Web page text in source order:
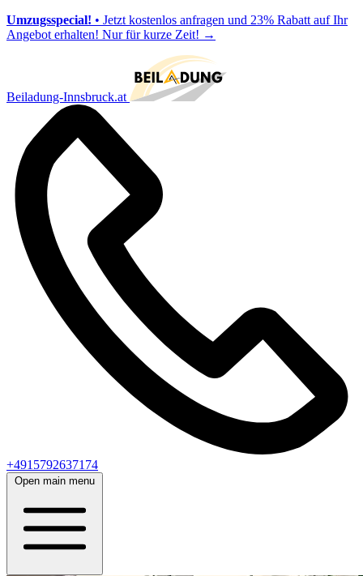
Umzugsspecial! • Jetzt kostenlos anfragen und 23% Rabatt auf Ihr
Angebot erhalten! Nur für kurze Zeit! →
Beiladung-Innsbruck.at
+4915792637174
Open main menu